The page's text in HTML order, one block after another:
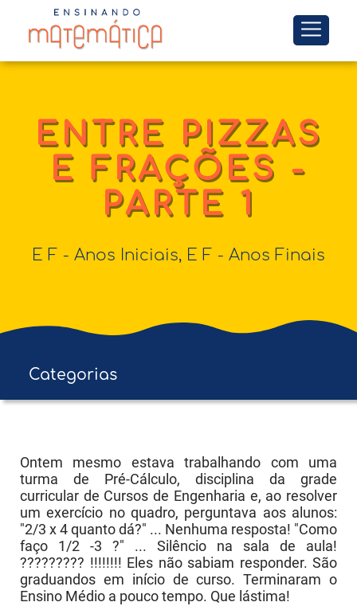
ENTRE PIZZAS
E FRAÇÕES -
PARTE 1
E F - Anos Iniciais, E F - Anos Finais
Categorias
E F - Anos Finais
Ens. Médio
Ens. Superior
Ontem mesmo estava trabalhando com uma
turma de Pré-Cálculo, disciplina da grade
curricular de Cursos de Engenharia e, ao resolver
um exercício no quadro, perguntava aos alunos:
"2/3 x 4 quanto dá?" ... Nenhuma resposta! "Como
faço 1/2 -3 ?" ... Silêncio na sala de aula!
????????? !!!!!!!! Eles não sabiam responder. São
graduandos em início de curso. Terminaram o
Ensino Médio a pouco tempo. Que lástima!